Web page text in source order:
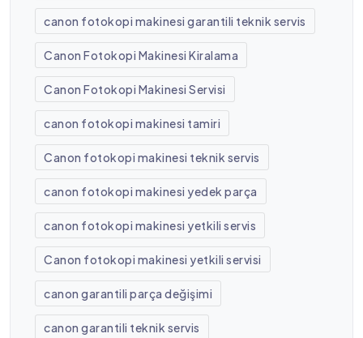
canon fotokopi makinesi garantili teknik servis
Canon Fotokopi Makinesi Kiralama
Canon Fotokopi Makinesi Servisi
canon fotokopi makinesi tamiri
Canon fotokopi makinesi teknik servis
canon fotokopi makinesi yedek parça
canon fotokopi makinesi yetkili servis
Canon fotokopi makinesi yetkili servisi
canon garantili parça değişimi
canon garantili teknik servis